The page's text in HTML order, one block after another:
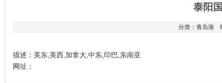
泰阳
分类：青岛港
描述：美东,美西,加拿大,中东,印巴,东南亚
网址：